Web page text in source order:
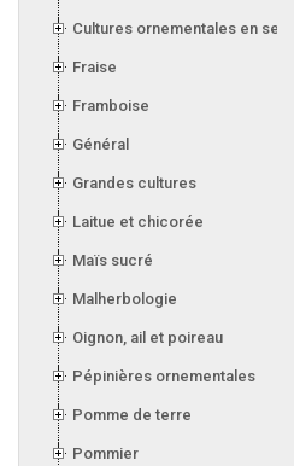
Cultures ornementales en serre
Fraise
Framboise
Général
Grandes cultures
Laitue et chicorée
Maïs sucré
Malherbologie
Oignon, ail et poireau
Pépinières ornementales
Pomme de terre
Pommier